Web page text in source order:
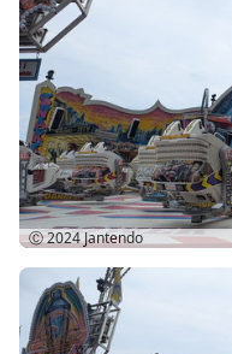
Ⓒ 2024 Jantendo